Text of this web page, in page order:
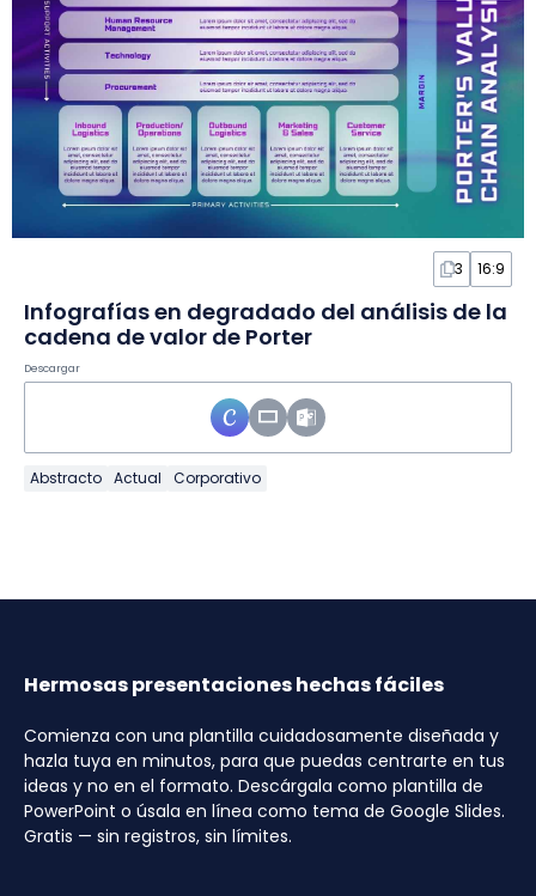
3 16:9
Infografías en degradado del análisis de la
cadena de valor de Porter
Descargar
Abstracto Actual Corporativo
Hermosas presentaciones hechas fáciles
Comienza con una plantilla cuidadosamente diseñada y
hazla tuya en minutos, para que puedas centrarte en tus
ideas y no en el formato. Descárgala como plantilla de
PowerPoint o úsala en línea como tema de Google Slides.
Gratis — sin registros, sin límites.